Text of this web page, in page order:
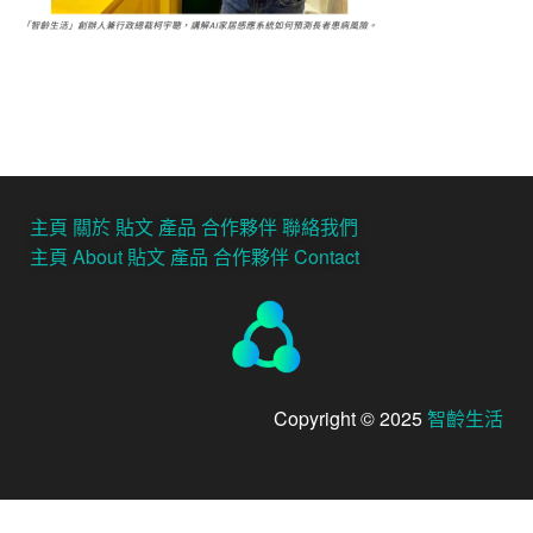
主頁 關於 貼文 產品 合作夥伴聯絡我們
主頁 About 貼文 產品 合作夥伴Contact
Copyright © 2025智齡生活